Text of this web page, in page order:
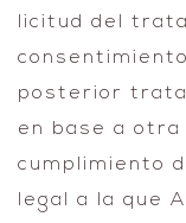
licitud del
posterior
en base a otra
cumplimiento
legal a la que